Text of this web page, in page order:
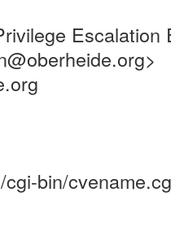
Escalation
>
bin/